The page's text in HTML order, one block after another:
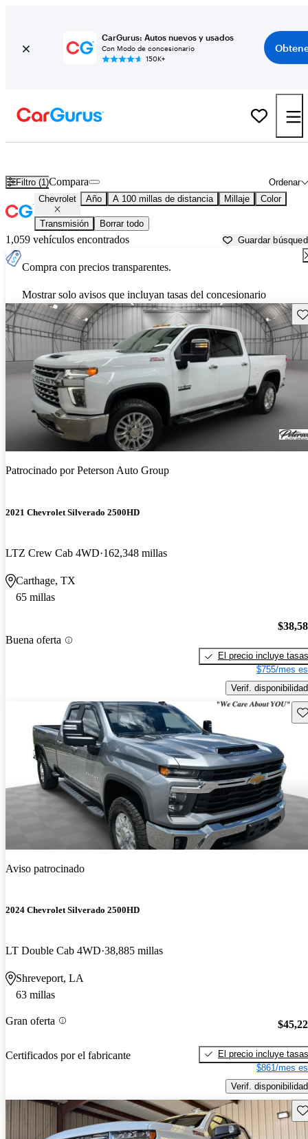
CarGurus: Autos nuevos y usados
Con Modo de concesionario
150K+
Filtro (1) Ordenar
Compara
Chevrolet Año A 100 millas de distancia Millaje Color
Transmisión Borrar todo
1,059 vehículos encontrados Guardar
Compra con precios transparentes.
Mostrar solo avisos que incluyan tasas del concesionario
Patrocinado porPeterson Auto Group
2021 Chevrolet Silverado 2500HD
LTZ Crew Cab 4WD 162,348 millas
Carthage, TX
65 millas
Buena oferta
El precio incluye tasas
$755/mes
Verif. disponibilidad
Aviso patrocinado
2024 Chevrolet Silverado 2500HD
LT Double Cab 4WD 38,885 millas
Shreveport, LA
63 millas
Gran oferta
Certificados por el fabricante
El precio incluye tasas
$861/mes
Verif. disponibilidad